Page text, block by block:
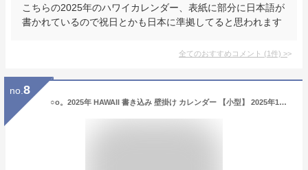
こちらの2025年のハワイカレンダー、表紙に部分に日本語が
書かれているので祝日とかも日本に準拠してると思われます
全てのおすすめコメント (1件) >
no. 8
○o。2025年 HAWAII 書き込み 壁掛け カレンダー 【小型】 2025年1月〜2025年12月 ハワイ Aloha Story【ハワイアン雑貨・インテリア】 ハワイカレンダー ハワイ風景 ヤシの木 ワイキキ サーフ 夜景 サンセット オアフ モロカイ マウイ ラナイ モロカイ。o○